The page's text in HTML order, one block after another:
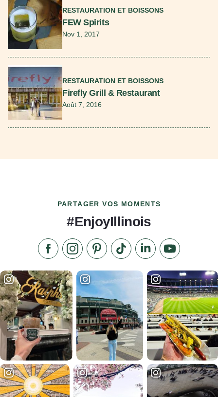
RESTAURATION ET BOISSONS
FEW Spirits
Nov 1, 2017
RESTAURATION ET BOISSONS
Firefly Grill & Restaurant
Août 7, 2016
PARTAGER VOS MOMENTS
#EnjoyIllinois
Aimez-nous sur Facebook
Suivez-nous sur Instagram
Consultez notre Pinterest
Suivez-nous sur TikTok
Suivez-nous sur
S'abonner à